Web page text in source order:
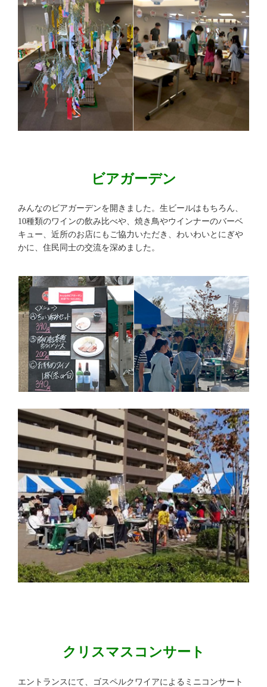
ビアガーデン
みんなのビアガーデンを開きました。生ビールはもちろん、
10種類のワインの飲み比べや、焼き鳥やウインナーのバーベ
キュー、近所のお店にもご協力いただき、わいわいとにぎや
かに、住民同士の交流を深めました。
クリスマスコンサート
エントランスにて、ゴスペルクワイアによるミニコンサート